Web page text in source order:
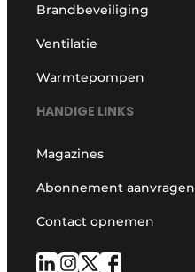
Brandbeveiliging
Ventilatie
Warmtepompen
HANDIGE LINKS
Magazines
Abonnement aanvragen
Contact opnemen